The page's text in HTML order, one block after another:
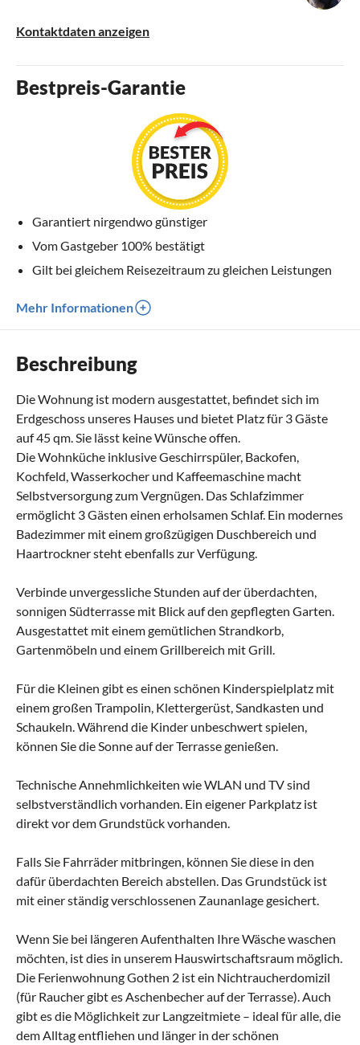
Kontaktdaten anzeigen
Bestpreis-Garantie
Garantiert nirgendwo günstiger
Vom Gastgeber 100% bestätigt
Gilt bei gleichem Reisezeitraum zu gleichen Leistungen
Mehr Informationen
Beschreibung
Die Wohnung ist modern ausgestattet, befindet sich im
Erdgeschoss unseres Hauses und bietet Platz für 3 Gäste
auf 45 qm. Sie lässt keine Wünsche offen.
Die Wohnküche inklusive Geschirrspüler, Backofen,
Kochfeld, Wasserkocher und Kaffeemaschine macht
Selbstversorgung zum Vergnügen. Das Schlafzimmer
ermöglicht 3 Gästen einen erholsamen Schlaf. Ein modernes
Badezimmer mit einem großzügigen Duschbereich und
Haartrockner steht ebenfalls zur Verfügung.
Verbinde unvergessliche Stunden auf der überdachten,
sonnigen Südterrasse mit Blick auf den gepflegten Garten.
Ausgestattet mit einem gemütlichen Strandkorb,
Gartenmöbeln und einem Grillbereich mit Grill.
Für die Kleinen gibt es einen schönen Kinderspielplatz mit
einem großen Trampolin, Klettergerüst, Sandkasten und
Schaukeln. Während die Kinder unbeschwert spielen,
können Sie die Sonne auf der Terrasse genießen.
Technische Annehmlichkeiten wie WLAN und TV sind
selbstverständlich vorhanden. Ein eigener Parkplatz ist
direkt vor dem Grundstück vorhanden.
Falls Sie Fahrräder mitbringen, können Sie diese in den
dafür überdachten Bereich abstellen. Das Grundstück ist
mit einer ständig verschlossenen Zaunanlage gesichert.
Wenn Sie bei längeren Aufenthalten Ihre Wäsche waschen
möchten, ist dies in unserem Hauswirtschaftsraum möglich.
Die Ferienwohnung Gothen 2 ist ein Nichtraucherdomizil
(für Raucher gibt es Aschenbecher auf der Terrasse). Auch
gibt es die Möglichkeit zur Langzeitmiete – ideal für alle, die
dem Alltag entfliehen und länger in der schönen